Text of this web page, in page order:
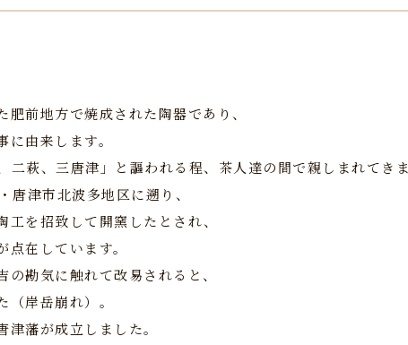
前地方で焼成された陶器であり、
由来します。
二萩、三唐津」と謳われる程、茶人達の間で親しまれてき
津市北波多地区に遡り、
を招致して開窯したとされ、
在しています。
勘気に触れて改易されると、
岸岳崩れ）。
藩が成立しました。